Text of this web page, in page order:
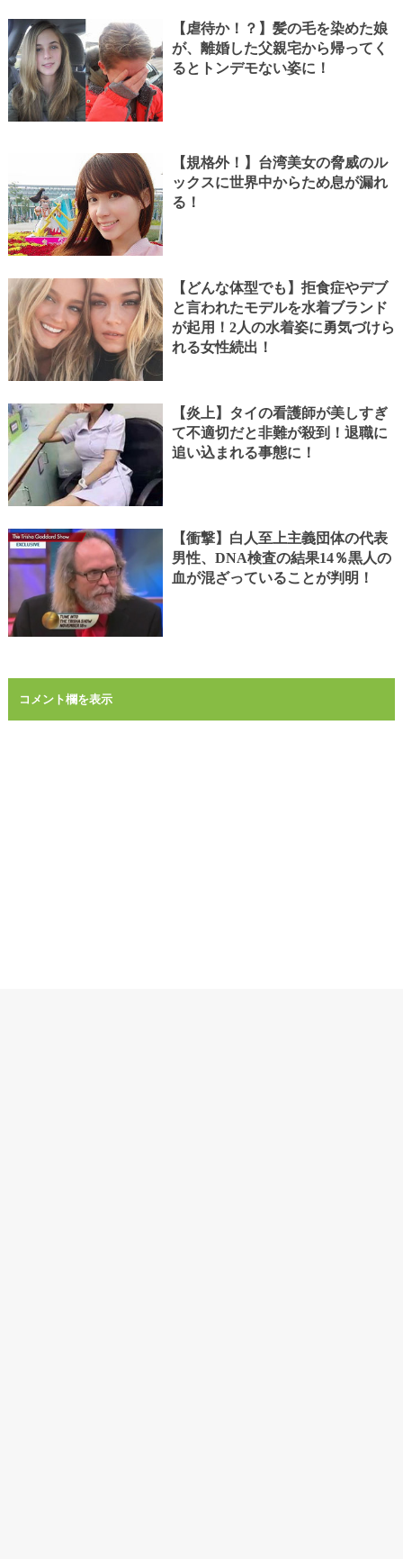
【虐待か！？】髪の毛を染めた娘
が、離婚した父親宅から帰ってく
るとトンデモない姿に！
【規格外！】台湾美女の脅威のル
ックスに世界中からため息が漏れ
る！
【どんな体型でも】拒食症やデブ
と言われたモデルを水着ブランド
が起用！2人の水着姿に勇気づけら
れる女性続出！
【炎上】タイの看護師が美しすぎ
て不適切だと非難が殺到！退職に
追い込まれる事態に！
【衝撃】白人至上主義団体の代表
男性、DNA検査の結果14％黒人の
血が混ざっていることが判明！
コメント欄を表示